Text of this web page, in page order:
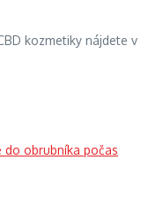
kozmetiky nájdete v